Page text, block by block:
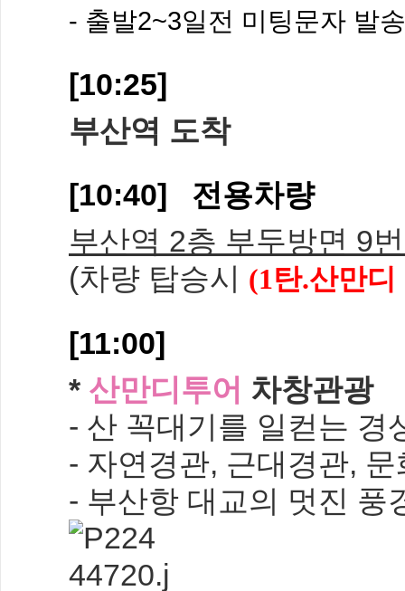
- 출발2~3일전 미팅문자 발
[10:25]
부산역 도착
[10:40] 전용차량
부산역 2층 부두방면 9
(차량 탑승시 (1탄.산만디
[11:00]
* 산만디투어 차창관광
- 산 꼭대기를 일컫는 경
- 자연경관, 근대경관,
- 부산항 대교의 멋진 풍